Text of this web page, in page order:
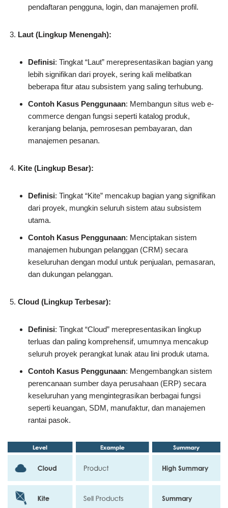
pendaftaran pengguna, login, dan manajemen profil.
Laut (Lingkup Menengah):
Definisi: Tingkat “Laut” merepresentasikan bagian yang
lebih signifikan dari proyek, sering kali melibatkan
beberapa fitur atau subsistem yang saling terhubung.
Contoh Kasus Penggunaan: Membangun situs web e-
commerce dengan fungsi seperti katalog produk,
keranjang belanja, pemrosesan pembayaran, dan
manajemen pesanan.
Kite (Lingkup Besar):
Definisi: Tingkat “Kite” mencakup bagian yang signifikan
dari proyek, mungkin seluruh sistem atau subsistem
utama.
Contoh Kasus Penggunaan: Menciptakan sistem
manajemen hubungan pelanggan (CRM) secara
keseluruhan dengan modul untuk penjualan, pemasaran,
dan dukungan pelanggan.
Cloud (Lingkup Terbesar):
Definisi: Tingkat “Cloud” merepresentasikan lingkup
terluas dan paling komprehensif, umumnya mencakup
seluruh proyek perangkat lunak atau lini produk utama.
Contoh Kasus Penggunaan: Mengembangkan sistem
perencanaan sumber daya perusahaan (ERP) secara
keseluruhan yang mengintegrasikan berbagai fungsi
seperti keuangan, SDM, manufaktur, dan manajemen
rantai pasok.